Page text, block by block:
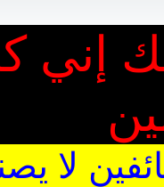
إني
لا